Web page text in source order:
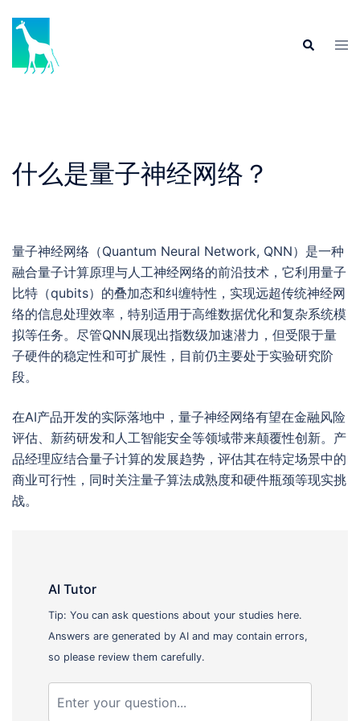
content
Search
什么是量子神经网络？
量子神经网络（Quantum Neural Network, QNN）是一种
融合量子计算原理与人工神经网络的前沿技术，它利用量子
比特（qubits）的叠加态和纠缠特性，实现远超传统神经网
络的信息处理效率，特别适用于高维数据优化和复杂系统模
拟等任务。尽管QNN展现出指数级加速潜力，但受限于量
子硬件的稳定性和可扩展性，目前仍主要处于实验研究阶
段。
在AI产品开发的实际落地中，量子神经网络有望在金融风险
评估、新药研发和人工智能安全等领域带来颠覆性创新。产
品经理应结合量子计算的发展趋势，评估其在特定场景中的
商业可行性，同时关注量子算法成熟度和硬件瓶颈等现实挑
战。
AI Tutor
Tip: You can ask questions about your studies here.
Answers are generated by AI and may contain errors,
so please review them carefully.